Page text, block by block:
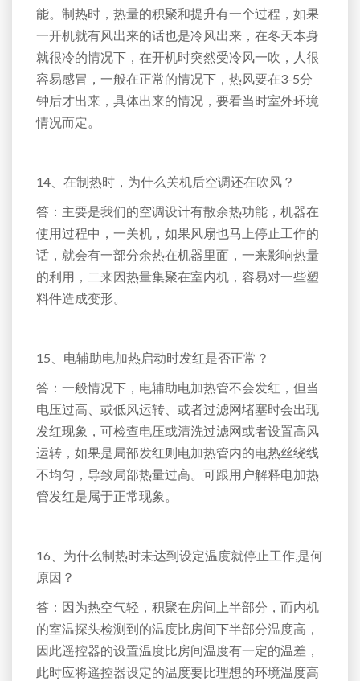
能。制热时，热量的积聚和提升有一个过程，如果
一开机就有风出来的话也是冷风出来，在冬天本身
就很冷的情况下，在开机时突然受冷风一吹，人很
容易感冒，一般在正常的情况下，热风要在3-5分
钟后才出来，具体出来的情况，要看当时室外环境
情况而定。
14、在制热时，为什么关机后空调还在吹风？
答：主要是我们的空调设计有散余热功能，机器在
使用过程中，一关机，如果风扇也马上停止工作的
话，就会有一部分余热在机器里面，一来影响热量
的利用，二来因热量集聚在室内机，容易对一些塑
料件造成变形。
15、电辅助电加热启动时发红是否正常？
答：一般情况下，电辅助电加热管不会发红，但当
电压过高、或低风运转、或者过滤网堵塞时会出现
发红现象，可检查电压或清洗过滤网或者设置高风
运转，如果是局部发红则电加热管内的电热丝绕线
不均匀，导致局部热量过高。可跟用户解释电加热
管发红是属于正常现象。
16、为什么制热时未达到设定温度就停止工作,是何
原因？
答：因为热空气轻，积聚在房间上半部分，而内机
的室温探头检测到的温度比房间下半部分温度高，
因此遥控器的设置温度比房间温度有一定的温差，
此时应将遥控器设定的温度要比理想的环境温度高